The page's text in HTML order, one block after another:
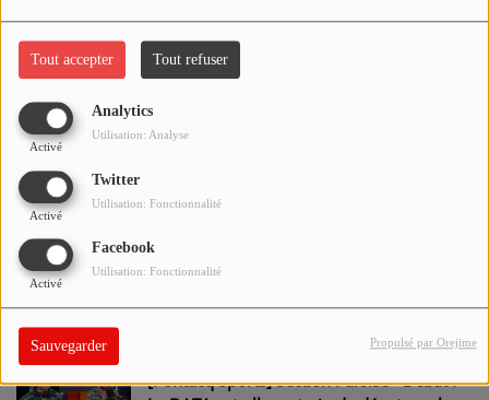
Tout accepter Tout refuser
Analytics
Activé
Utilisation: Analyse
Twitter
Activé
Utilisation: Fonctionnalité
Facebook
Activé
Utilisation: Fonctionnalité
Sauvegarder Propulsé par Orejime
[Pontacq Sports] Spéciale BMX - Le BMX
pour les nuls
Lucie Lacoste
[Pontacq Sports] Section Paloise -
Piqueronies/Fajardo : Duo 100% Gagnant
[Pontacq Sports] Section Paloise - Débat :